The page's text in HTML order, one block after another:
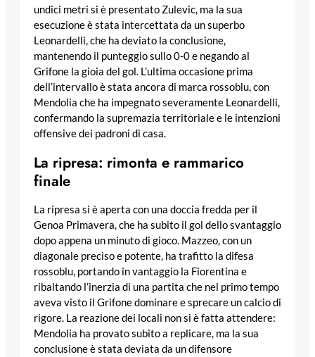
undici metri si è presentato Zulevic, ma la sua
esecuzione è stata intercettata da un superbo
Leonardelli, che ha deviato la conclusione,
mantenendo il punteggio sullo 0-0 e negando al
Grifone la gioia del gol. L’ultima occasione prima
dell’intervallo è stata ancora di marca rossoblu, con
Mendolia che ha impegnato severamente Leonardelli,
confermando la supremazia territoriale e le intenzioni
offensive dei padroni di casa.
La ripresa: rimonta e rammarico
finale
La ripresa si è aperta con una doccia fredda per il
Genoa Primavera, che ha subito il gol dello svantaggio
dopo appena un minuto di gioco. Mazzeo, con un
diagonale preciso e potente, ha trafitto la difesa
rossoblu, portando in vantaggio la Fiorentina e
ribaltando l’inerzia di una partita che nel primo tempo
aveva visto il Grifone dominare e sprecare un calcio di
rigore. La reazione dei locali non si è fatta attendere:
Mendolia ha provato subito a replicare, ma la sua
conclusione è stata deviata da un difensore